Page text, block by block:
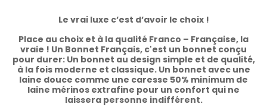
Le vrai luxe c’est d’avoir le choix !
Place au choix et à la qualité Franco – Française, la
vraie ! Un Bonnet Français, c'est un bonnet conçu
pour durer: Un bonnet au design simple et de qualité,
à la fois moderne et classique. Un bonnet avec une
laine douce comme une caresse 50% minimum de
laine mérinos extrafine pour un confort qui ne
laissera personne indifférent.